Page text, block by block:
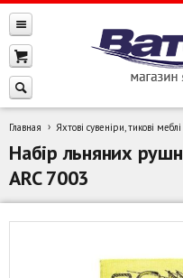
Главная Яхтові сувеніри, тикові меблі
Набір льняних
ARC 7003